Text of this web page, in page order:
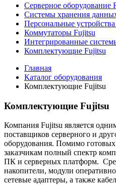
Серверное оборудование
Системы хранения
Персональные
Коммутаторы Fujitsu
Интегрированные
Комплектующие Fujitsu
Главная
Каталог оборудования
Комплектующие Fujitsu
Комплектующие Fujitsu
Компания Fujitsu является
поставщиков серверного и
оборудования. Помимо
заказчикам полный спектр
ПК и серверных платформ.
накопители, модули
сетевые адаптеры, а также